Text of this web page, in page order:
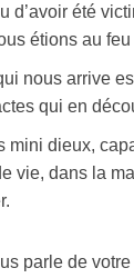
d’avoir été
étions au feu
nous arrive
qui en
mini dieux,
vie, dans la
parle de